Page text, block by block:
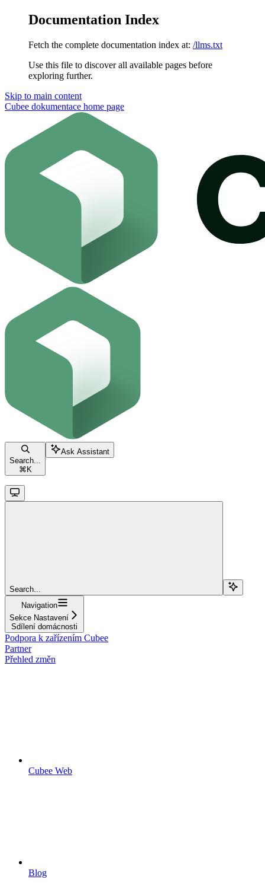
Documentation Index
Fetch the complete documentation index at: /llms.txt
Use this file to discover all available pages before
exploring further.
Skip to main content
Cubee dokumentace home page
Search...
⌘ K
Ask Assistant
Search...
Navigation
Sekce Nastavení
Sdílení domácnosti
Podpora k zařízením Cubee
Partner
Přehled změn
Cubee Web
Blog